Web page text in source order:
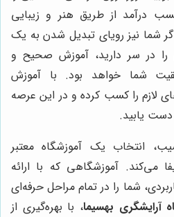
درآمد از طریق هنر و زیبایی
شما نیز رویای تبدیل شدن به یک
را در سر دارید، آموزش صحیح و
شما خواهد بود. با آموزش
لازم را کسب کرده و در این عرصه
دست یابید.
انتخاب یک آموزشگاه معتبر
می‌کند. آموزشگاهی که با ارائه
شما را در تمام مراحل حرفه‌ای
آرایشگری بهسیما، با بهره‌گیری از